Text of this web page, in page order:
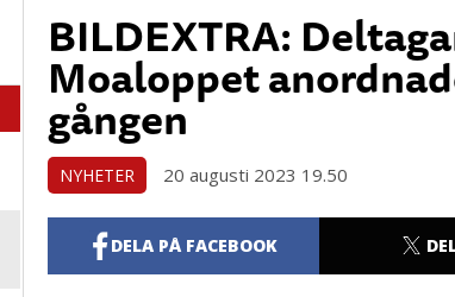
BILDEXTRA:
Moaloppet
gången
NYHETER 20 augusti 2023 19.50
DELA PÅ FACEBOOK